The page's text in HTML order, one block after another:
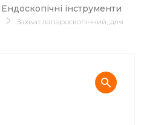
Ендоскопічні інструменти
Захват лапароскопічний, для